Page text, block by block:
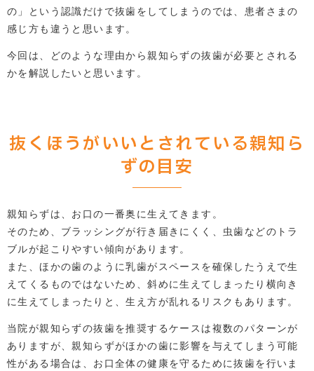
の」という認識だけで抜歯をしてしまうのでは、患者さまの
感じ方も違うと思います。
今回は、どのような理由から親知らずの抜歯が必要とされる
かを解説したいと思います。
抜くほうがいいとされている親知ら
ずの目安
親知らずは、お口の一番奥に生えてきます。
そのため、ブラッシングが行き届きにくく、虫歯などのトラ
ブルが起こりやすい傾向があります。
また、ほかの歯のように乳歯がスペースを確保したうえで生
えてくるものではないため、斜めに生えてしまったり横向き
に生えてしまったりと、生え方が乱れるリスクもあります。
当院が親知らずの抜歯を推奨するケースは複数のパターンが
ありますが、親知らずがほかの歯に影響を与えてしまう可能
性がある場合は、お口全体の健康を守るために抜歯を行いま